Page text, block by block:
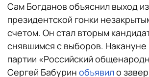
Сам Богданов объяснил выход из
президентской гонки
счетом. Он стал вторым
снявшимся с выборов. Накануне
партии «Российский
Сергей Бабурин объявило